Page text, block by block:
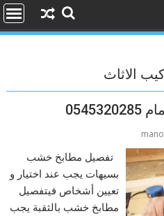
الاثاث
تفصيل مطابخ خشب
بسيهات يجب عند اختيار و
تعيين أشخاص فيتفصيل
مطابخ خشب بالثقبة يجب